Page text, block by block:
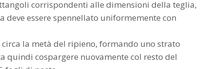
corrispondenti alle dimensioni della teglia,
essere spennellato uniformemente con
la metà del ripieno, formando uno strato
cospargere nuovamente col resto del